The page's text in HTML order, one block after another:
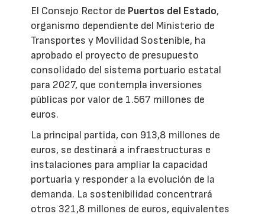
El Consejo Rector de Puertos del Estado,
organismo dependiente del Ministerio de
Transportes y Movilidad Sostenible, ha
aprobado el proyecto de presupuesto
consolidado del sistema portuario estatal
para 2027, que contempla inversiones
públicas por valor de 1.567 millones de
euros.
La principal partida, con 913,8 millones de
euros, se destinará a infraestructuras e
instalaciones para ampliar la capacidad
portuaria y responder a la evolución de la
demanda. La sostenibilidad concentrará
otros 321,8 millones de euros, equivalentes